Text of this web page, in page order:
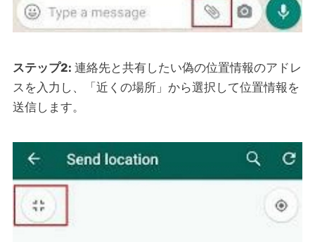
ステップ2: 連絡先と共有したい偽の位置情報のアドレ
スを入力し、「近くの場所」から選択して位置情報を
送信します。